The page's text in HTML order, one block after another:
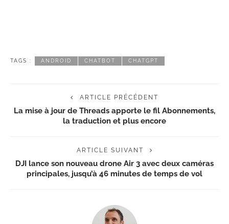
TAGS : ANDROID CHATBOT CHATGPT
ARTICLE PRÉCÉDENT
La mise à jour de Threads apporte le fil Abonnements,
la traduction et plus encore
ARTICLE SUIVANT
DJI lance son nouveau drone Air 3 avec deux caméras
principales, jusqu’à 46 minutes de temps de vol